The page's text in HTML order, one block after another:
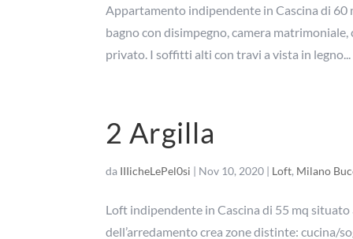
Appartamento indipendente in Cascina di
bagno con disimpegno, camera
privato. I soffitti alti con travi a vista in legno...
2 Argilla
da IIIicheLePel0si | Nov 10, 2020 | Loft, Milano
Loft indipendente in Cascina di 55 mq
dell’arredamento crea zone distinte: cucina/